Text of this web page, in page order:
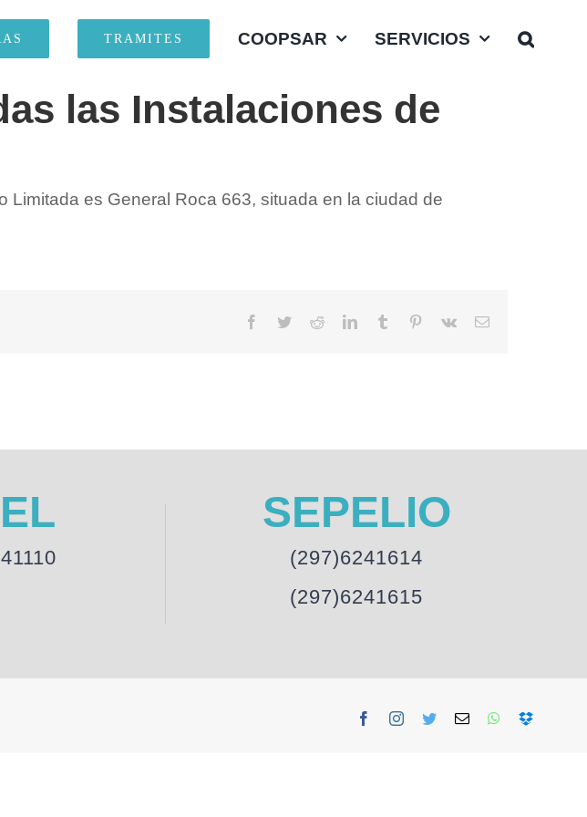
TRAMITES COOPSAR SERVICIOS
las Instalaciones de
es General Roca 663, situada en la ciudad de
Facebook
TwitterRedditLinkedInTumblr Pinterest
Vk Email
SEPELIO
(297)6241614
(297)6241615
FacebookInstagram
TwitterEmail WhatsAppDropbox